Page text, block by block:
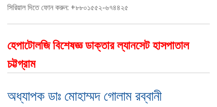
সিরিয়াল দিতে ফোন করুন: +৮৮০১৫৫২-৬৭৪৪২৫
হেপাটোলজি বিশেষজ্ঞ ডাক্তার ল্যানসেট হাসপাতাল
চট্টগ্রাম
অধ্যাপক ডাঃ মোহাম্মদ গোলাম রব্বানী